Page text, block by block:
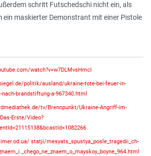
schritt Futschedschi nicht ein, als
ein maskierter Demonstrant mit einer Pistole
watch?v=w7DLMvsHmcI
politik/ausland/ukraine-tote-bei-feuer-in-
nach-brandstiftung-a-967340.html
tv/Brennpunkt/Ukraine-Angriff-im-
Erste/Video?
sta­tji/mes­yats_spustya_posle_trag­ed­ii_ch­
_chego_ne_zna­em_o_mayskoy_boy­ne_964.html